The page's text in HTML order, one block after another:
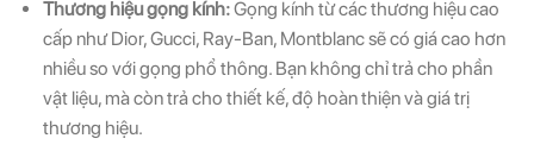
Thương hiệu gọng kính:Gọng kính từ các thương hiệu cao
cấp như Dior, Gucci, Ray-Ban, Montblanc sẽ có giá cao hơn
nhiều so với gọng phổ thông. Bạn không chỉ trả cho phần
vật liệu, mà còn trả cho thiết kế, độ hoàn thiện và giá trị
thương hiệu.